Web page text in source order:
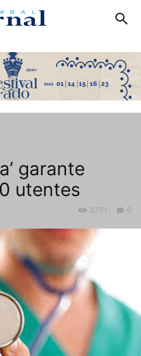
garante
utentes
0
3731